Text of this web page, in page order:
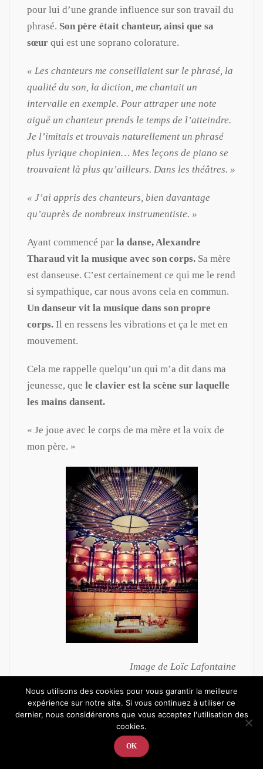
pour lui d’une grande influence sur son travail du
phrasé. Son père était chanteur, ainsi que sa
sœur qui est une soprano colorature.
« Les chanteurs me conseillaient sur le phrasé, la
qualité du son, la diction, me chantait un
intervalle en exemple. Pour attraper une note
aiguë un chanteur prends le temps de l’atteindre.
Je l’imitais et trouvais naturellement un phrasé
plus lyrique chopinien… Mes leçons de piano se
trouvaient là plus qu’ailleurs. Dans les théâtres. »
« J’ai appris des chanteurs, bien davantage
qu’auprès de nombreux instrumentiste. »
Ayant commencé par la danse, Alexandre
Tharaud vit la musique avec son corps. Sa mère
est danseuse. C’est certainement ce qui me le rend
si sympathique, car nous avons cela en commun.
Un danseur vit la musique dans son propre
corps. Il en ressens les vibrations et ça le met en
mouvement.
Cela me rappelle quelqu’un qui m’a dit dans ma
jeunesse, que le clavier est la scène sur laquelle
les mains dansent.
« Je joue avec le corps de ma mère et la voix de
mon père. »
Image de Loïc Lafontaine
Gestion du concert
Alexandre Tharaud nous parle de
dans la journée du concert.
Nous utilisons des cookies pour vous garantir la meilleure
expérience sur notre site. Si vous continuez à utiliser ce
dernier, nous considérerons que vous acceptez l'utilisation des
cookies.
OK